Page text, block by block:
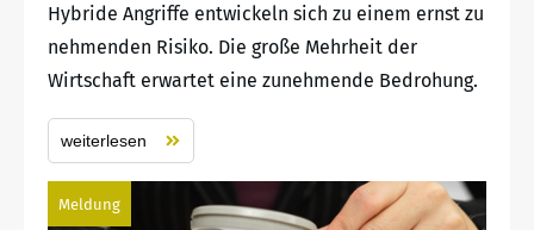
Hybride Angriffe entwickeln sich zu einem ernst zu
nehmenden Risiko. Die große Mehrheit der
Wirtschaft erwartet eine zunehmende Bedrohung.
weiterlesen
Meldung